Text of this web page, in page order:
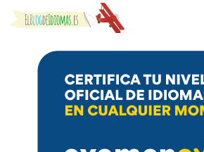
Skip to content